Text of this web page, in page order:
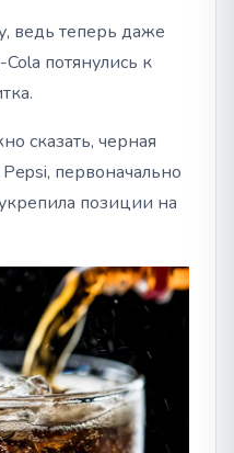
ведь теперь даже
потянулись к
сказать, черная
первоначально
позиции на